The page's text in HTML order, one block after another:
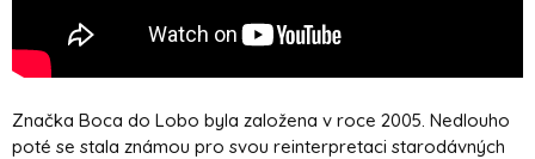
Značka Boca do Lobo byla založena v roce 2005. Nedlouho
poté se stala známou pro svou reinterpretaci starodávných